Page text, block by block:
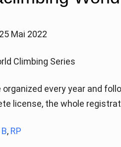
Mai 2022
Climbing Series
organized every year and
license, the whole
B, RP